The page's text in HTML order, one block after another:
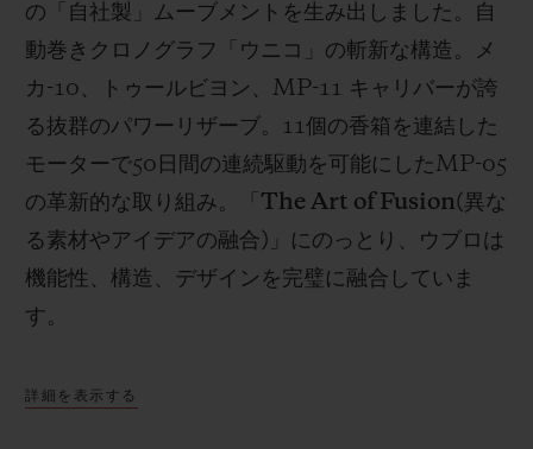
の「自社製」ムーブメントを生み出しました。自
動巻きクロノグラフ「ウニコ」の斬新な構造。メ
カ -10 、トゥールビヨン、 MP-11 キャリバーが誇
る抜群のパワーリザーブ。 11個の香箱を連結した
モーターで50 日間の連続駆動を可能にしたMP-05
の革新的な取り組み。「 The Art of Fusion(異な
る素材やアイデアの融合) 」にのっとり、ウブロは
機能性、構造、デザインを完璧に融合していま
す。
詳細を表示する